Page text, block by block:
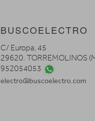
BUSCOELECTRO
C/ Europa, 45
29620. TORREMOLINOS
952054053
electro@buscoelectro.com